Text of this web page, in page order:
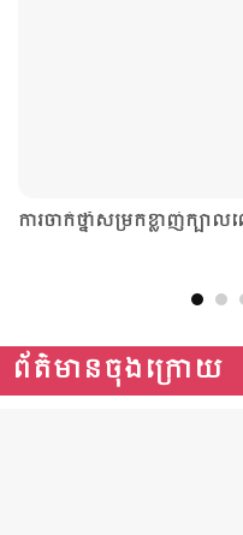
ការចាក់​ថ្នាំ​សម្រក​ខ្លាញ់​ក្បាល​
ព័ត៌មានចុងក្រោយ